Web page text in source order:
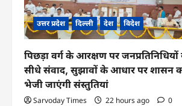
i
g
a
t
i
उत्तर प्रदेश दिल्ली देश विदेश
पिछड़ा वर्ग के आरक्षण पर
सीधे संवाद, सुझावों के आधार पर शासन
भेजी जाएंगी संस्तुतियां
Sarvoday Times 22 hours ago 0